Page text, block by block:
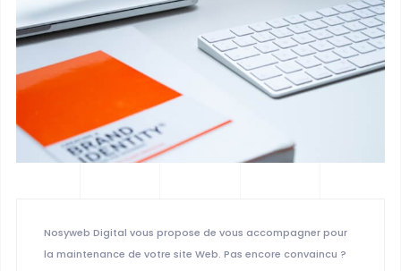
Nosyweb Digital vous propose de vous accompagner pour
la maintenance de votre site Web. Pas encore convaincu ?